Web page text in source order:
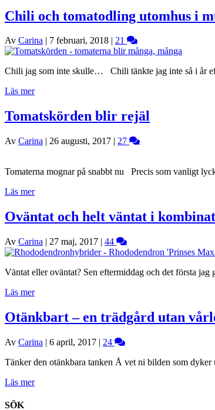
Chili och tomatodling utomhus i
Av Carina | 7 februari, 2018 | 21
Chili jag som inte skulle… Chili tänkte jag inte så i år
Läs mer
Tomatskörden blir rejäl
Av Carina | 26 augusti, 2017 | 27
Tomaterna mognar på snabbt nu Precis som vanligt
Läs mer
Oväntat och helt väntat i
Av Carina | 27 maj, 2017 | 44
Väntat eller oväntat? Sen eftermiddag och det första
Läs mer
Otänkbart – en trädgård utan
Av Carina | 6 april, 2017 | 24
Tänker den otänkbara tanken Å vet ni bilden som
Läs mer
SÖK